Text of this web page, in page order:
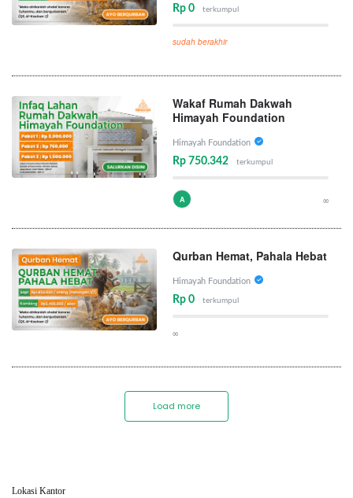
Rp 0 terkumpul
sudah berakhir
Wakaf Rumah Dakwah
Himayah Foundation
Himayah Foundation
Rp 750.342 terkumpul
A ∞
Qurban Hemat, Pahala Hebat
Himayah Foundation
Rp 0 terkumpul
∞
Load more
Lokasi Kantor